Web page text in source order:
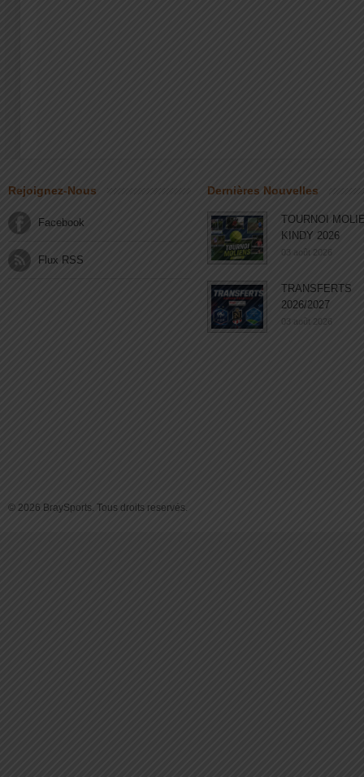
Rejoignez-Nous
Facebook
Flux RSS
Dernières Nouvelles
TOURNOI
KINDY 2026
03 août 2026
TRANSFERTS
2026/2027
03 août 2026
© 2026 BraySports. Tous droits reservés.